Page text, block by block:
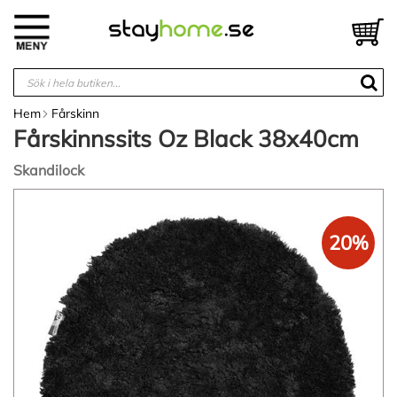
innehållet
Hem Fårskinn
Fårskinnssits Oz Black 38x40cm
Skandilock
20%